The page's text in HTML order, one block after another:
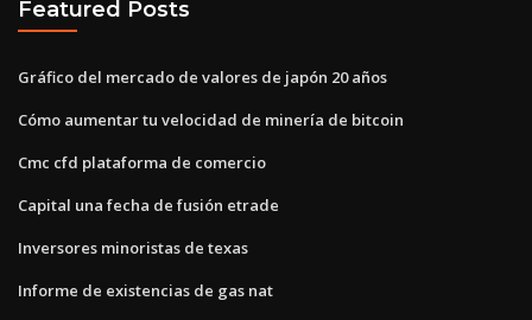
Featured Posts
Gráfico del mercado de valores de japón 20 años
Cómo aumentar tu velocidad de minería de bitcoin
Cmc cfd plataforma de comercio
Capital una fecha de fusión etrade
Inversores minoristas de texas
Informe de existencias de gas nat